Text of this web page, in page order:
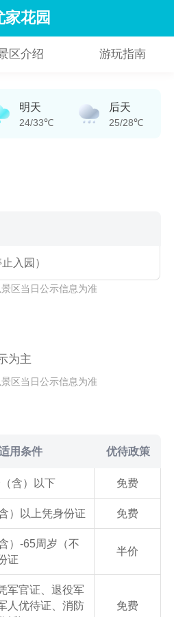
家花园
区介绍 游玩指南
明天
24/33℃
后天
25/28℃
入园）
区当日公示信息为准
为主
区当日公示信息为准
用条件 优待政策
含）以下 免费
）以上凭身份证 免费
）-65周岁（不
证
半价
军官证、退役军
人优待证、消防
免费